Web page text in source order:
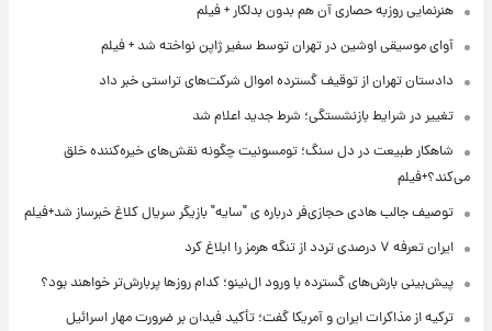
هنرنمایی روزبه حصاری آن هم بدون بدلکار + فیلم
آوای موسیقی اوشین در تهران توسط سفیر ژاپن نواخته شد + فیلم
دادستان تهران از توقیف گسترده اموال شرکت‌های تراستی خبر داد
تغییر در شرایط بازنشستگی؛ شرط جدید اعلام شد
شاهکار طبیعت در دل سنگ؛ تومسونیت چگونه نقش‌های خیره‌کننده خلق
می‌کند؟+فیلم
توصیف جالب هادی حجازی‌فر درباره ی "سایه" بازیگر سریال کلاغ خبرساز شد+فیلم
ایران تعرفه ۷ درصدی تردد از تنگه هرمز را ابلاغ کرد
پیش‌بینی بارش‌های گسترده با ورود ال‌نینو؛ کدام روزها پربارش‌تر خواهند بود؟
ترکیه از مذاکرات ایران و آمریکا گفت؛ تأکید فیدان بر ضرورت مهار اسرائیل